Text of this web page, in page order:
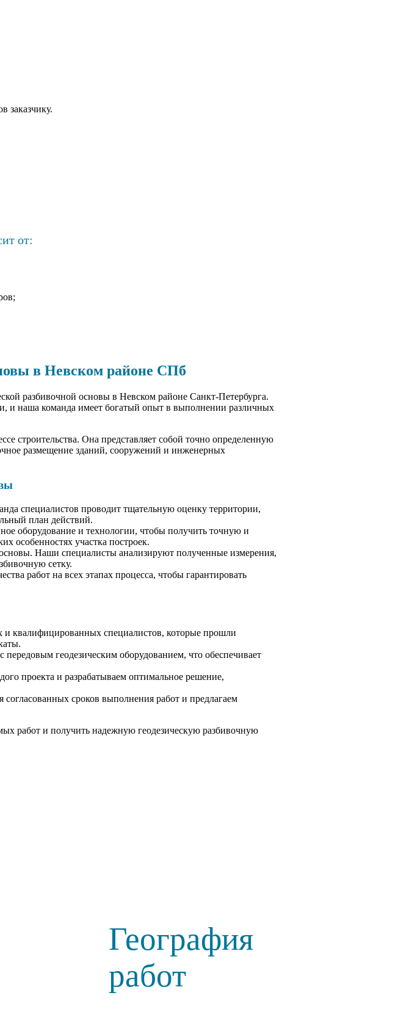
заказчику.
от:
в Невском районе СПб
разбивочной основы в Невском районе Санкт-Петербурга.
и наша команда имеет богатый опыт в выполнении различных
строительства. Она представляет собой точно определенную
размещение зданий, сооружений и инженерных
специалистов проводит тщательную оценку территории,
план действий.
оборудование и технологии, чтобы получить точную и
особенностях участка построек.
Наши специалисты анализируют полученные измерения,
сетку.
работ на всех этапах процесса, чтобы гарантировать
квалифицированных специалистов, которые прошли
геодезическим оборудованием, что обеспечивает
проекта и разрабатываем оптимальное решение,
сроков выполнения работ и предлагаем
работ и получить надежную геодезическую разбивочную
География
работ